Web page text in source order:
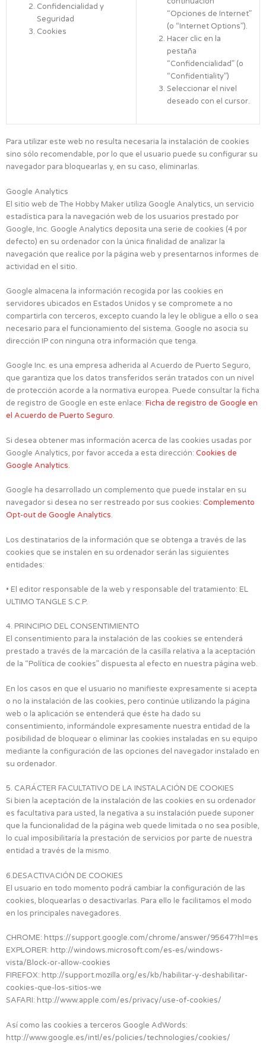
Confidencialidad y
Seguridad
Cookies
“Opciones de Internet”
(o “Internet Options”).
Hacer clic en la
pestaña
“Confidencialidad” (o
“Confidentiality”)
Seleccionar el nivel
deseado con el cursor.
Para utilizar este web no resulta necesaria la instalación de cookies
sino sólo recomendable, por lo que el usuario puede su configurar su
navegador para bloquearlas y, en su caso, eliminarlas.
Google Analytics
El sitio web de The Hobby Maker utiliza Google Analytics, un servicio
estadística para la navegación web de los usuarios prestado por
Google, Inc. Google Analytics deposita una serie de cookies (4 por
defecto) en su ordenador con la única finalidad de analizar la
navegación que realice por la página web y presentarnos informes de
actividad en el sitio.
Google almacena la información recogida por las cookies en
servidores ubicados en Estados Unidos y se compromete a no
compartirla con terceros, excepto cuando la ley le obligue a ello o sea
necesario para el funcionamiento del sistema. Google no asocia su
dirección IP con ninguna otra información que tenga.
Google Inc. es una empresa adherida al Acuerdo de Puerto Seguro,
que garantiza que los datos transferidos serán tratados con un nivel
de protección acorde a la normativa europea. Puede consultar la ficha
de registro de Google en este enlace: Ficha de registro de Google en
el Acuerdo de Puerto Seguro.
Si desea obtener mas información acerca de las cookies usadas por
Google Analytics, por favor acceda a esta dirección: Cookies de
Google Analytics.
Google ha desarrollado un complemento que puede instalar en su
navegador si desea no ser restreado por sus cookies: Complemento
Opt-out de Google Analytics.
Los destinatarios de la información que se obtenga a través de las
cookies que se instalen en su ordenador serán las siguientes
entidades:
• El editor responsable de la web y responsable del tratamiento: EL
ULTIMO TANGLE S.C.P.
4. PRINCIPIO DEL CONSENTIMIENTO
El consentimiento para la instalación de las cookies se entenderá
prestado a través de la marcación de la casilla relativa a la aceptación
de la “Política de cookies” dispuesta al efecto en nuestra página web.
En los casos en que el usuario no manifieste expresamente si acepta
o no la instalación de las cookies, pero continúe utilizando la página
web o la aplicación se entenderá que éste ha dado su
consentimiento, informándole expresamente nuestra entidad de la
posibilidad de bloquear o eliminar las cookies instaladas en su equipo
mediante la configuración de las opciones del navegador instalado en
su ordenador.
5. CARÁCTER FACULTATIVO DE LA INSTALACIÓN DE COOKIES
Si bien la aceptación de la instalación de las cookies en su ordenador
es facultativa para usted, la negativa a su instalación puede suponer
que la funcionalidad de la página web quede limitada o no sea posible,
lo cual imposibilitaría la prestación de servicios por parte de nuestra
entidad a través de la mismo.
6.DESACTIVACIÓN DE COOKIES
El usuario en todo momento podrá cambiar la configuración de las
cookies, bloquearlas o desactivarlas. Para ello le facilitamos el modo
en los principales navegadores.
CHROME: https://support.google.com/chrome/answer/95647?hl=es
EXPLORER: http://windows.microsoft.com/es-es/windows-
vista/Block-or-allow-cookies
FIREFOX: http://support.mozilla.org/es/kb/habilitar-y-deshabilitar-
cookies-que-los-sitios-we
SAFARI: http://www.apple.com/es/privacy/use-of-cookies/
Así como las cookies a terceros Google AdWords:
http://www.google.es/intl/es/policies/technologies/cookies/